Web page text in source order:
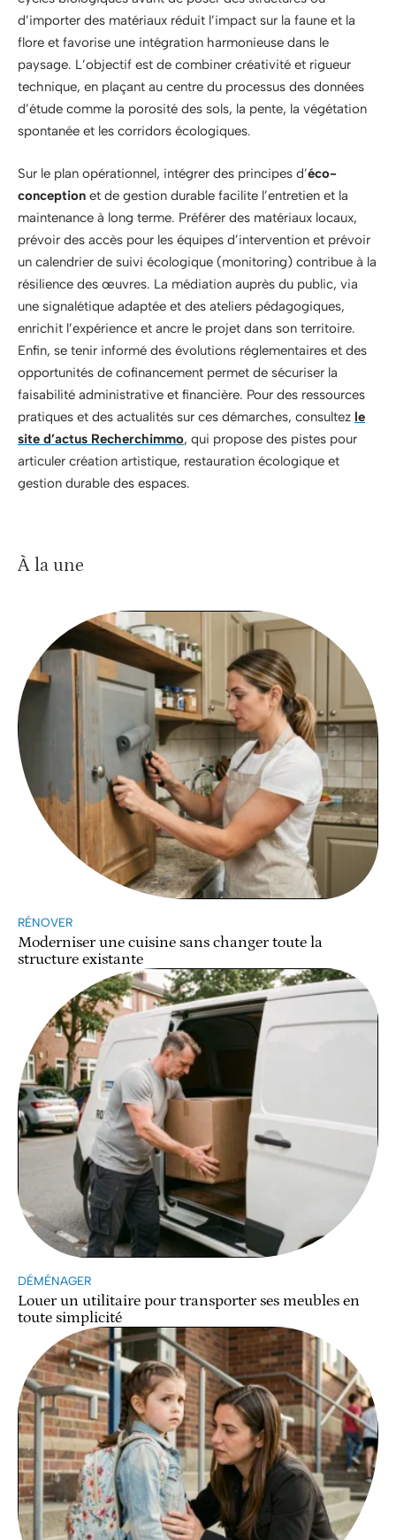
d’importer des matériaux réduit l’impact sur la faune et la
flore et favorise une intégration harmonieuse dans le
paysage. L’objectif est de combiner créativité et rigueur
technique, en plaçant au centre du processus des données
d’étude comme la porosité des sols, la pente, la végétation
spontanée et les corridors écologiques.
Sur le plan opérationnel, intégrer des principes d’éco-
conception et de gestion durable facilite l’entretien et la
maintenance à long terme. Préférer des matériaux locaux,
prévoir des accès pour les équipes d’intervention et prévoir
un calendrier de suivi écologique (monitoring) contribue à la
résilience des œuvres. La médiation auprès du public, via
une signalétique adaptée et des ateliers pédagogiques,
enrichit l’expérience et ancre le projet dans son territoire.
Enfin, se tenir informé des évolutions réglementaires et des
opportunités de cofinancement permet de sécuriser la
faisabilité administrative et financière. Pour des ressources
pratiques et des actualités sur ces démarches, consultez le
site d’actus Recherchimmo, qui propose des pistes pour
articuler création artistique, restauration écologique et
gestion durable des espaces.
À la une
RÉNOVER
Moderniser une cuisine sans changer toute la
structure existante
DÉMÉNAGER
Louer un utilitaire pour transporter ses meubles en
toute simplicité